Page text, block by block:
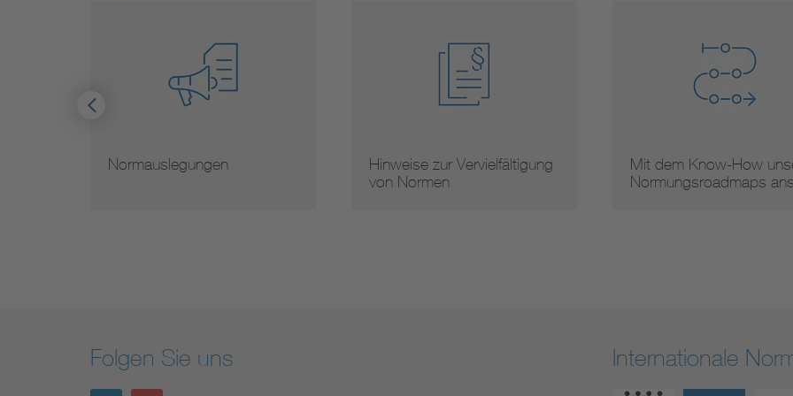
Normauslegungen
Hinweise zur Vervielfältigung
von Normen
Mit dem Know-How
Normungsroadmaps
Folgen Sie uns Internationale